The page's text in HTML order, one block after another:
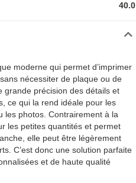
40.0
moderne qui permet d’imprimer
nécessiter de plaque ou de
grande précision des détails et
ce qui la rend idéale pour les
les photos. Contrairement à la
les petites quantités et permet
elle peut être légèrement
C’est donc une solution parfaite
et de haute qualité